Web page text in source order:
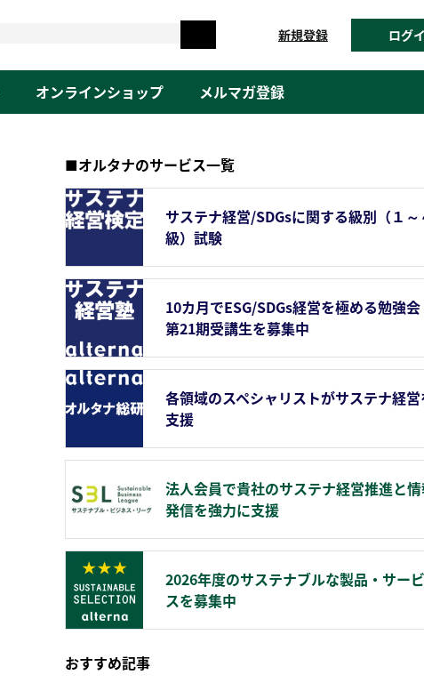
新規登録 ログ
オンラインショップ メルマガ登録
■オルタナのサービス一覧
サステナ経営/SDGsに関する級別（１～
級）試験
10カ月でESG/SDGs経営を極める勉強
第21期受講生を募集中
各領域のスペシャリストがサステナ経
支援
法人会員で貴社のサステナ経営推進と
発信を強力に支援
2026年度のサステナブルな製品・サービ
スを募集中
おすすめ記事